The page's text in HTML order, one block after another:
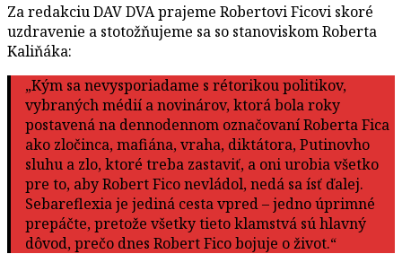
Za redakciu DAV DVA prajeme Robertovi Ficovi skoré
uzdravenie a stotožňujeme sa so stanoviskom Roberta
Kaliňáka:
„Kým sa nevysporiadame s rétorikou politikov,
vybraných médií a novinárov, ktorá bola roky
postavená na dennodennom označovaní Roberta Fica
ako zločinca, mafiána, vraha, diktátora, Putinovho
sluhu a zlo, ktoré treba zastaviť, a oni urobia všetko
pre to, aby Robert Fico nevládol, nedá sa ísť ďalej.
Sebareflexia je jediná cesta vpred – jedno úprimné
prepáčte, pretože všetky tieto klamstvá sú hlavný
dôvod, prečo dnes Robert Fico bojuje o život.“